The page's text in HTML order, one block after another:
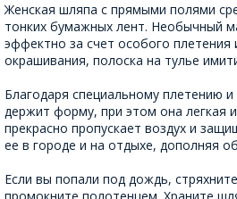
Женская шляпа с прямыми полями
тонких бумажных лент. Необычный
эффектно за счет особого плетения
окрашивания, полоска на тулье
Благодаря специальному плетению
держит форму, при этом она легкая
прекрасно пропускает воздух и
ее в городе и на отдыхе, дополняя
Если вы попали под дождь,